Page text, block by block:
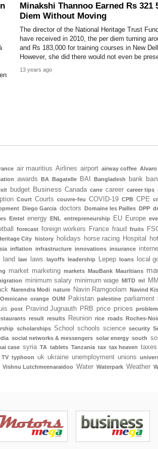
Minakshi Thannoo Earned Rs 321
Diem Without Moving
The director of the National Heritage Trust
have received in 2010, the per diem turning
and Rs 183,000 for training courses in New
However, she did there would not even be
13 years ago
air mauritius Airlines airport airway coffee
awards BA Bagatelle BAI Bangladesh bank
budget Business Canada cane career career tips
Court Courts couvre-feu COVID-19 CPB CPE
Diego Garcia doctors Domaine les Pailles DPP
Emtel energy ENL entrepreneurship EU Europe
forecast foreign workers France fraud fruits
City history holidays horse racing Hospital
inflation infrastructure innovations insurance
land law laws layoffs leadership Lepep loans local
market marketing markets MauBank Mauritians
minimum salary minimum wage MITD ml
Narendra Modi nature Navin Ramgoolam Navind
Omnicane orange OUM Pakistan palestine parliament
post Pravind Jugnauth PRB price prices problem
result results Reunion rice roads Roches-
scholarships School schools science security
social networks & messengers solar energy south
case syria TA tablets Tanzania tax tax heaven taxes
TV typhoon uk ukraine unemployment unions
Vishnu Lutchmeenaraidoo Water Waterpark Weather